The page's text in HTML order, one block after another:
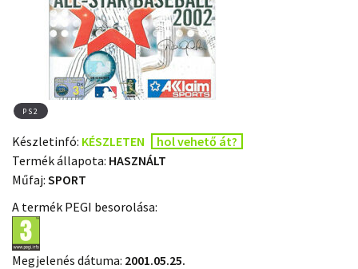
PS2
Készletinfó: KÉSZLETEN
hol vehető át?
Termék állapota: HASZNÁLT
Műfaj: SPORT
A termék PEGI besorolása:
Megjelenés dátuma: 2001.05.25.